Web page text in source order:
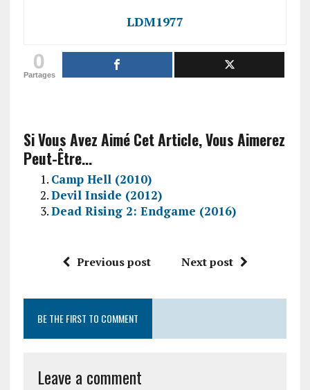
LDM1977
0
Partages
Si Vous Avez Aimé Cet Article, Vous Aimerez
Peut-Être...
Camp Hell (2010)
Devil Inside (2012)
Dead Rising 2: Endgame (2016)
Previous post Next post
BE THE FIRST TO COMMENT
Leave a comment